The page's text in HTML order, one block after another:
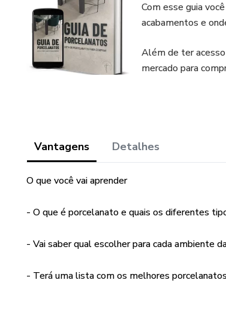
Com esse guia
acabamentos e
Além de ter
mercado para
Vantagens Detalhes
O que você vai aprender
- O que é porcelanato e quais os diferentes
- Vai saber qual escolher para cada ambiente
- Terá uma lista com os melhores